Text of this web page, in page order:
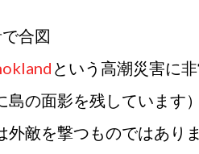
合図
という高潮災害に
島の面影を残しています
外敵を撃つものではあり